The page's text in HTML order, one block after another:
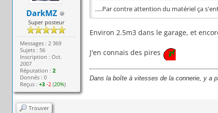
DarkMZ
Super posteur
Messages : 2 369
Sujets : 56
Inscription : Oct.
2007
Réputation :2
Donnés : 0
Reçus :+3 -2 (20%)
.....Par contre attention du matériel ça
Environ 2.5m3 dans le garage, et
J'en connais des pires
Dans la boîte à vitesses de la connerie, y a
Trouver